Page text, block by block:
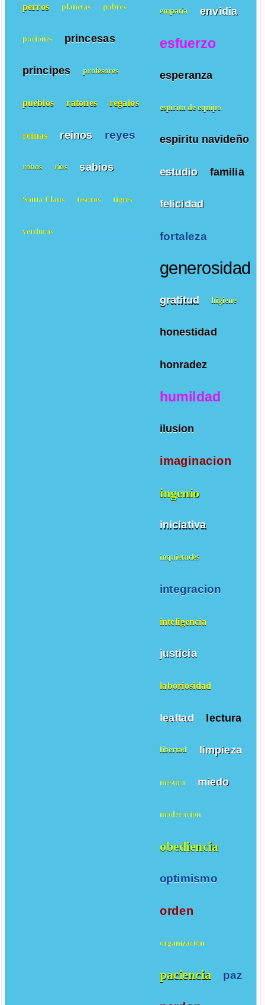
empatía envidia
esfuerzo
esperanza
espiritu de equipo
espiritu navideño
estudio familia
felicidad
fortaleza
generosidad
gratitud higiene
honestidad
honradez
humildad
ilusion
imaginacion
ingenio
iniciativa
inquietudes
integracion
inteligencia
justicia
laboriosidad
lealtad lectura
libertad limpieza
mesura miedo
moderacion
obediencia
optimismo
orden
organizacion
paciencia paz
perros planetas pobres
pociones princesas
principes profesores
pueblos ratones regalos
reinas reinos reyes
robos ríos sabios
Santa Claus tesoros tigres
verduras